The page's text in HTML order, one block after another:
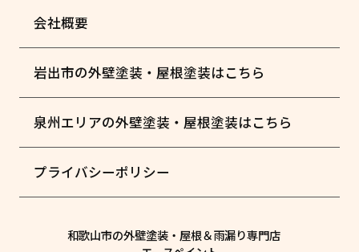
会社概要
岩出市の外壁塗装・屋根塗装はこちら
泉州エリアの外壁塗装・屋根塗装はこちら
プライバシーポリシー
和歌山市の外壁塗装・屋根＆雨漏り専門店